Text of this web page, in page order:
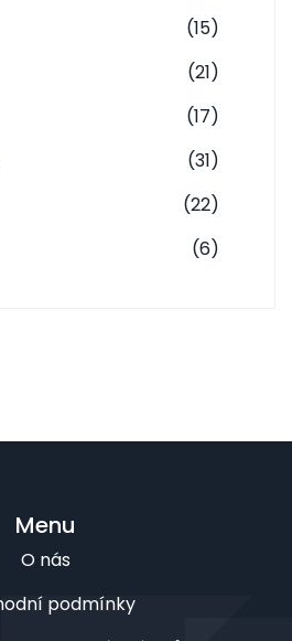
(15)
(21)
(17)
(31)
(22)
(6)
Menu
O nás
podmínky